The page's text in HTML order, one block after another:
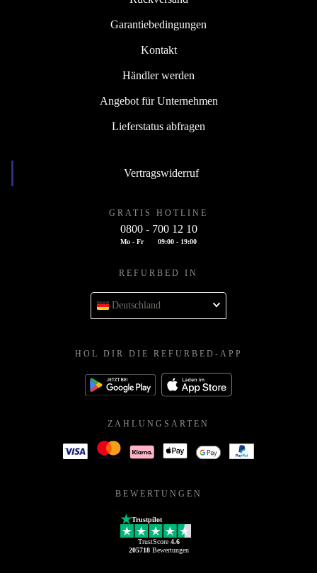
Garantiebedingungen
Kontakt
Händler werden
Angebot für Unternehmen
Lieferstatus abfragen
Vertragswiderruf
GRATIS HOTLINE
0800 - 700 12 10
Mo - Fr 09:00 - 19:00
REFURBED IN
Deutschland
HOL DIR DIE REFURBED-APP
ZAHLUNGSARTEN
BEWERTUNGEN
Trustpilot
TrustScore 4.6
205718Bewertungen